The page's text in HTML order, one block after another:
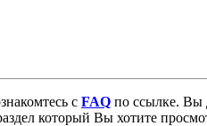
с FAQ по ссылке. Вы
который Вы хотите